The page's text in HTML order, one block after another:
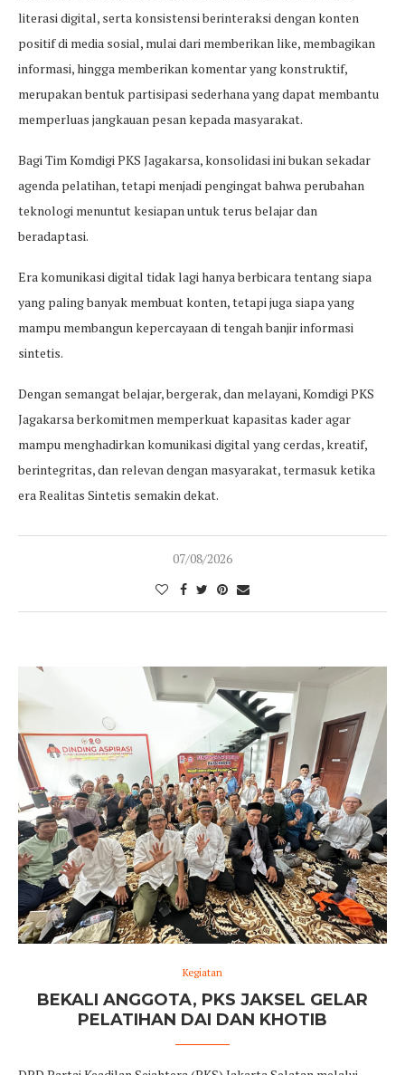
literasi digital, serta konsistensi berinteraksi dengan konten
positif di media sosial, mulai dari memberikan like, membagikan
informasi, hingga memberikan komentar yang konstruktif,
merupakan bentuk partisipasi sederhana yang dapat membantu
memperluas jangkauan pesan kepada masyarakat.
Bagi Tim Komdigi PKS Jagakarsa, konsolidasi ini bukan sekadar
agenda pelatihan, tetapi menjadi pengingat bahwa perubahan
teknologi menuntut kesiapan untuk terus belajar dan
beradaptasi.
Era komunikasi digital tidak lagi hanya berbicara tentang siapa
yang paling banyak membuat konten, tetapi juga siapa yang
mampu membangun kepercayaan di tengah banjir informasi
sintetis.
Dengan semangat belajar, bergerak, dan melayani, Komdigi PKS
Jagakarsa berkomitmen memperkuat kapasitas kader agar
mampu menghadirkan komunikasi digital yang cerdas, kreatif,
berintegritas, dan relevan dengan masyarakat, termasuk ketika
era Realitas Sintetis semakin dekat.
07/08/2026
Kegiatan
BEKALI ANGGOTA, PKS JAKSEL GELAR
PELATIHAN DAI DAN KHOTIB